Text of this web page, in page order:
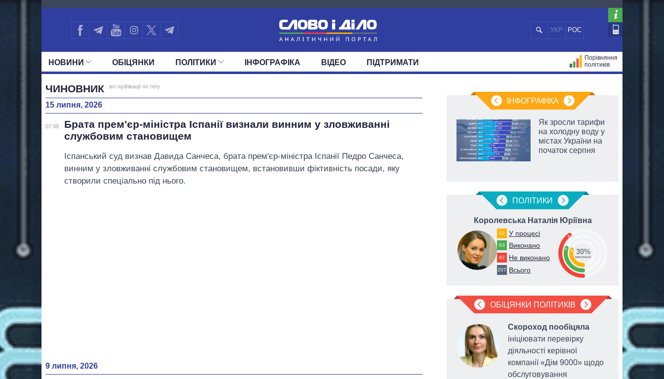
377
УКР РОС
НОВИНИ ОБIЦЯНКИ ПОЛIТИКИ
УСІ ПОЛІТИКИ
ІНФОГРАФІКА ВІДЕО ПІДТРИМАТИ
Порівняння
політиків
ЧИНОВНИК всі публікації по тегу
15 липня, 2026
07:48
Брата прем'єр-міністра Іспанії визнали винним у зловживанні
службовим становищем
Іспанський суд визнав Давида Санчеса, брата прем'єр-міністра Іспанії Педро Санчеса,
винним у зловживанні службовим становищем, встановивши фіктивність посади, яку
створили спеціально під нього.
9 липня, 2026
ІНФОГРАФІКА
Як за 10 років
магістратуру та
аспірантуру
Як зросли тарифи
на холодну воду у
містах України на
початок серпня
ПОЛIТИКИ
Королевська Наталія Юріївна
62 У процесі
63 Виконано
82 Не виконано
207 Всього
40
30 30 30%
виконано
ОБІЦЯНКИ ПОЛІТИКІВ
міського голови
Скороход пообіцяла
ініціювати перевірку
діяльності керівної
компанії «Дім 9000» щодо
обслуговування